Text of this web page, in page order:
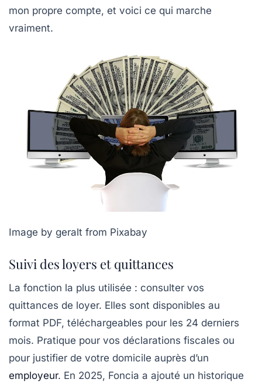
mon propre compte, et voici ce qui marche
vraiment.
Image by geralt from Pixabay
Suivi des loyers et quittances
La fonction la plus utilisée : consulter vos
quittances de loyer. Elles sont disponibles au
format PDF, téléchargeables pour les 24 derniers
mois. Pratique pour vos déclarations fiscales ou
pour justifier de votre domicile auprès d’un
employeur. En 2025, Foncia a ajouté un historique